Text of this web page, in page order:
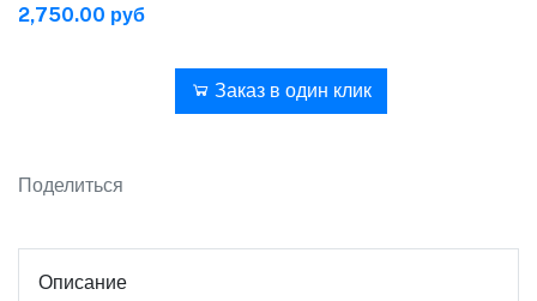
2,750.00 руб
Заказ в один клик
Поделиться
Описание